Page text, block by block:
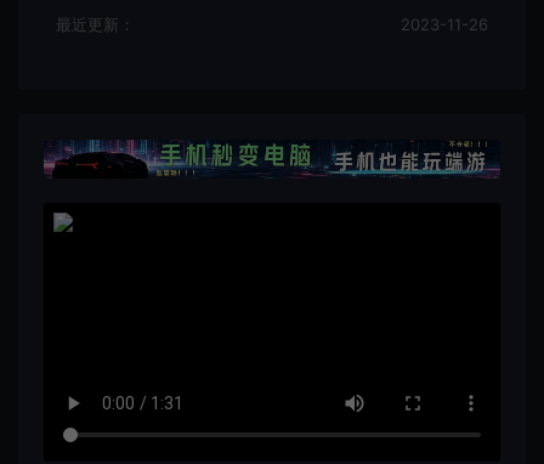
最近更新： 2023-11-26